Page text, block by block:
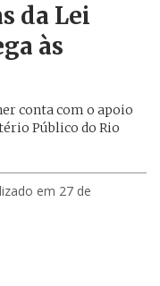
da Lei
às
conta com o apoio
Público do Rio
em 27 de